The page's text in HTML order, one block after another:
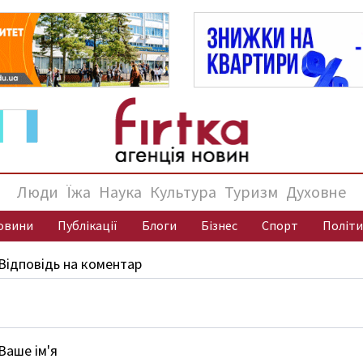
Люди Їжа Наука Культура Туризм Духовне
Публікації Блоги Бізнес Спорт
на коментар
ім'я